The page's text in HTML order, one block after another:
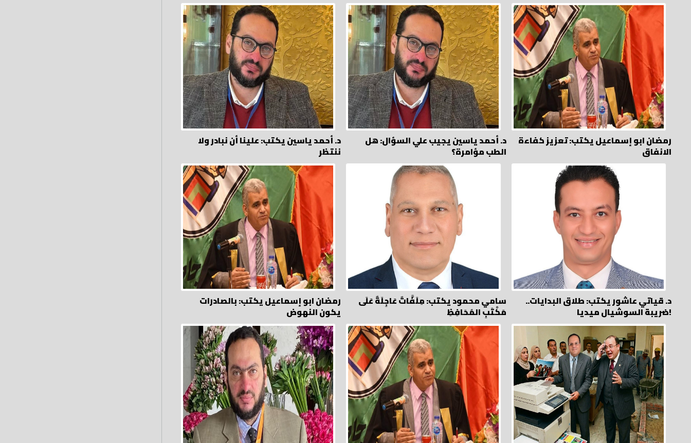
رمضان ابو إسماعيل يكتب: تعزيز كفاءة
الانفاق
د. أحمد ياسين يجيب علي السؤال: هل
الطب مؤامرة؟
د. أحمد ياسين يكتب: علينا أن نبادر ولا
ننتظر
د. قياتي عاشور يكتب: طلاق البدايات..
ضريبة السوشيال ميديا!
سامي محمود يكتب: مِلَفَّاتٌ عَاجِلَةٌ عَلَى
مَكْتَبِ المُحَافِظِ
رمضان ابو إسماعيل يكتب: بالصادرات
يكون النهوض